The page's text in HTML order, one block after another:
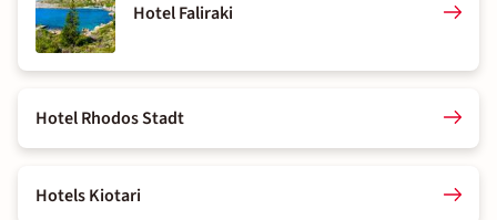
Hotel Faliraki
Hotel Rhodos Stadt
Hotels Kiotari